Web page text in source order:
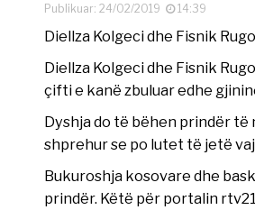
Publikuar: 24/02/2019
14:39
Diellza Kolgeci dhe Fisnik
Diellza Kolgeci dhe Fisnik
çifti e kanë zbuluar edhe
Dyshja do të bëhen prindër të
shprehur se po lutet të jetë
Bukuroshja kosovare dhe
prindër. Këtë për portalin